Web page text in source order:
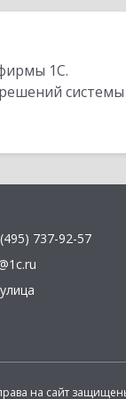
1С.
737-92-57
улица
на сайт